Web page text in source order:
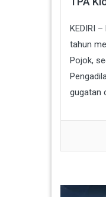
KEDIRI
tahun
Pojok,
gugatan